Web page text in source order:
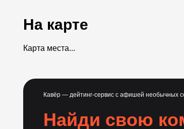
На карте
Карта места...
Кавёр — дейтинг-сервис с афишей необычных
Найди свою